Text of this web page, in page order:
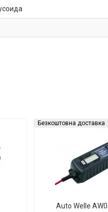
Безкоштовна доставка
Auto Welle